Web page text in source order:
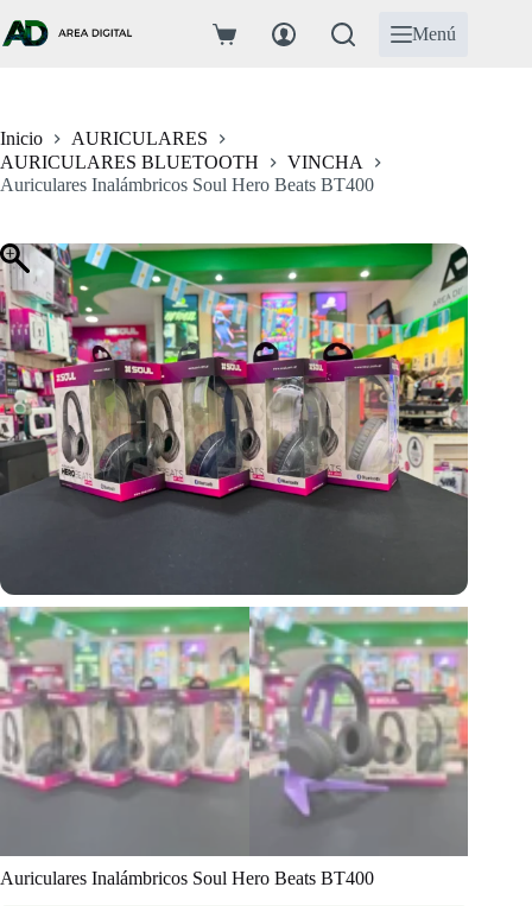
al
contenido
Carro
Menú
Inicio
AURICULARES
AURICULARES BLUETOOTH
VINCHA
Auriculares Inalámbricos Soul Hero Beats BT400
Auriculares Inalámbricos Soul Hero Beats BT400